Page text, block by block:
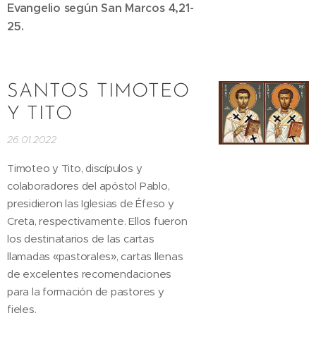
Evangelio según San Marcos 4,21-
25.
SANTOS TIMOTEO
Y TITO
26.01.2022
Timoteo y Tito, discípulos y
colaboradores del apóstol Pablo,
presidieron las Iglesias de Éfeso y
Creta, respectivamente. Ellos fueron
los destinatarios de las cartas
llamadas «pastorales», cartas llenas
de excelentes recomendaciones
para la formación de pastores y
fieles.